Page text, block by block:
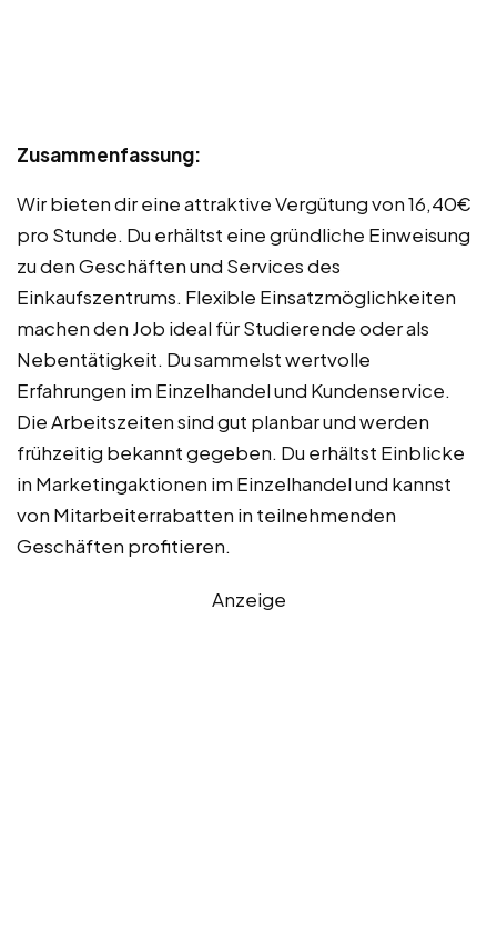
Zusammenfassung:
Wir bieten dir eine attraktive Vergütung von 16,40€
pro Stunde. Du erhältst eine gründliche Einweisung
zu den Geschäften und Services des
Einkaufszentrums. Flexible Einsatzmöglichkeiten
machen den Job ideal für Studierende oder als
Nebentätigkeit. Du sammelst wertvolle
Erfahrungen im Einzelhandel und Kundenservice.
Die Arbeitszeiten sind gut planbar und werden
frühzeitig bekannt gegeben. Du erhältst Einblicke
in Marketingaktionen im Einzelhandel und kannst
von Mitarbeiterrabatten in teilnehmenden
Geschäften profitieren.
Anzeige